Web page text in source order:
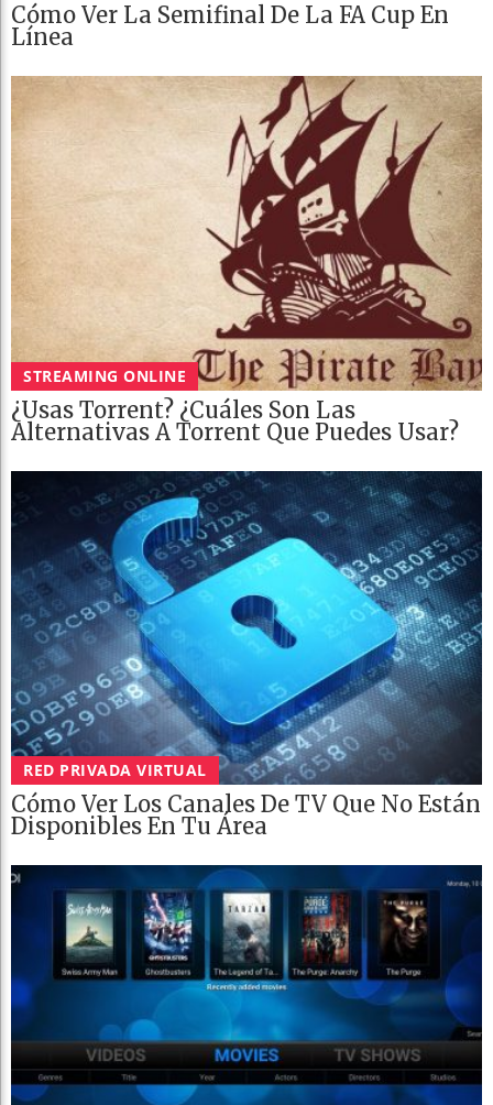
Cómo Ver La Semifinal De La FA Cup En
Línea
STREAMING ONLINE
¿Usas Torrent? ¿Cuáles Son Las
Alternativas A Torrent Que Puedes Usar?
RED PRIVADA VIRTUAL
Cómo Ver Los Canales De TV Que No Están
Disponibles En Tu Área